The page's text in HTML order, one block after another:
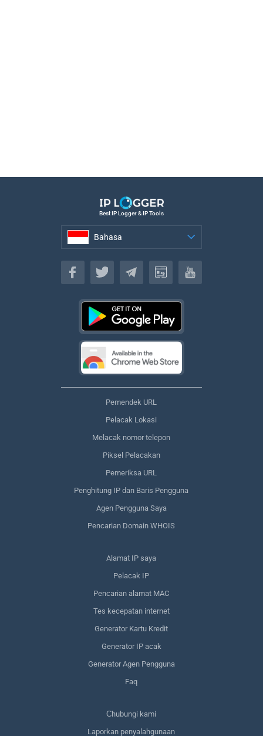
Best IP Logger & IP Tools
Bahasa
Bahasa
Pemendek URL
Pelacak Lokasi
Melacak nomor telepon
Piksel Pelacakan
Pemeriksa URL
Penghitung IP dan Baris Pengguna
Agen Pengguna Saya
Pencarian Domain WHOIS
Alamat IP saya
Pelacak IP
Pencarian alamat MAC
Tes kecepatan internet
Generator Kartu Kredit
Generator IP acak
Generator Agen Pengguna
Faq
Сhubungi kami
Laporkan penyalahgunaan